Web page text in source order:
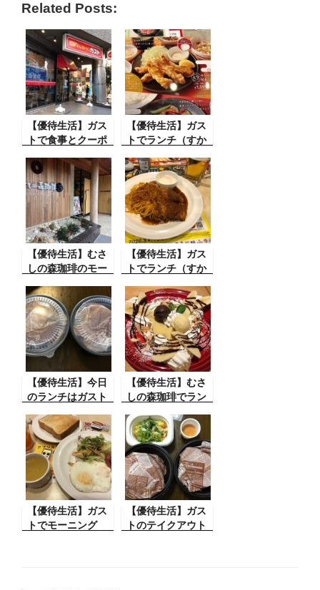
c
e
b
o
o
k
tt
er
e
n
a
Related Posts:
【優待生活】ガス
トで食事とクーポ
（すかいらーくＨ
Ｄ）
【優待生活】ガス
トでランチ（すか
【優待生活】むさ
しの森珈琲のモー
ーくＨＤ）
【優待生活】ガス
トでランチ（すか
【優待生活】今日
のランチはガスト
らーくＨＤ）
【優待生活】むさ
しの森珈琲でラン
ＨＤ）
【優待生活】ガス
トでモーニング
【優待生活】ガス
トのテイクアウト